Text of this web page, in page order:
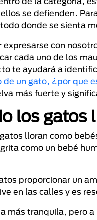
se defienden.
donde se sienta
con
cada uno de los
te ayudará a
un gato, ¿por que
más fuerte y
los gatos
lloran como
como un bebé
proporcionar un
en las calles y es
más tranquila, pero